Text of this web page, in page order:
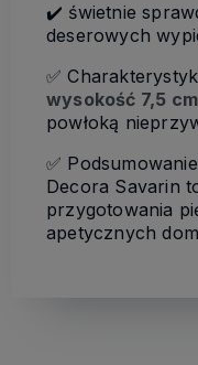
✔️ świetnie
deserowych
✅
wysokość 7,5 cm
powłoką
✅
Decora Savarin
przygotowania
apetycznych